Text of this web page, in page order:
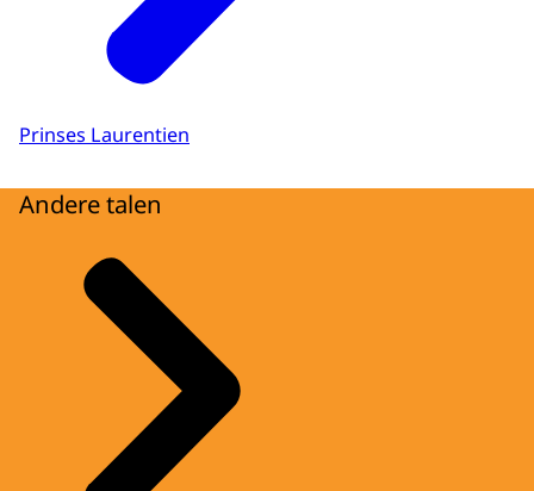
Prinses Laurentien
Andere talen